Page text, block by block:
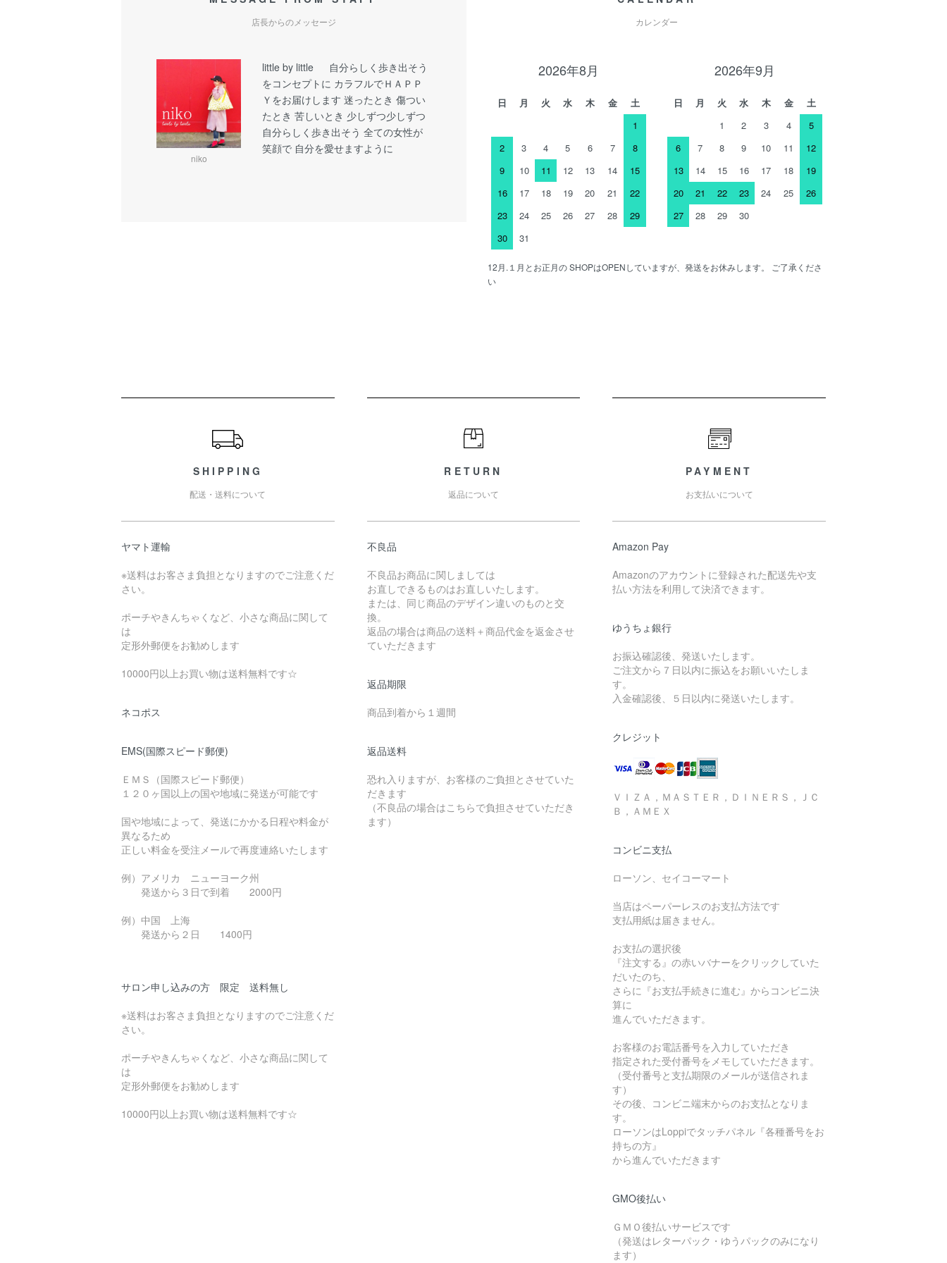
店長からのメッセージ
niko
little by little 自分らしく歩き出そう
をコンセプトに カラフルでＨＡＰＰ
Ｙをお届けします 迷ったとき 傷つい
たとき 苦しいとき 少しずつ少しずつ
自分らしく歩き出そう 全ての女性が
笑顔で 自分を愛せますように
カレンダー
2026年8月
日 月 火 水 木 金
土
1
2
3 4 5 6 7
8
9
10 11 12 13 14
15
16
17 18 19 20 21
22
23
24 25 26 27 28
29
30
31
2026年9月
日 月 火 水 木 金
土
1
2 3 4
5
6
7 8 9 10 11
12
13
14 15 16 17 18
19
20
21 22 23 24 25
26
27
28 29 30
12月.１月とお正月の SHOPはOPENしていますが、発送をお休みします。 ご了承くださ
い
SHIPPING
配送・送料について
ヤマト運輸
※送料はお客さま負担となりますのでご注意くだ
さい。
ポーチやきんちゃくなど、小さな商品に関して
は
定形外郵便をお勧めします
10000円以上お買い物は送料無料です☆
ネコポス
EMS(国際スピード郵便)
ＥＭＳ（国際スピード郵便）
１２０ヶ国以上の国や地域に発送が可能です
国や地域によって、発送にかかる日程や料金が
異なるため
正しい料金を受注メールで再度連絡いたします
例）アメリカ ニューヨーク州
発送から３日で到着 2000円
例）中国 上海
発送から２日 1400円
サロン申し込みの方 限定 送料無し
※送料はお客さま負担となりますのでご注意くだ
さい。
ポーチやきんちゃくなど、小さな商品に関して
は
定形外郵便をお勧めします
10000円以上お買い物は送料無料です☆
RETURN
返品について
不良品
不良品お商品に関しましては
お直しできるものはお直しいたします。
または、同じ商品のデザイン違いのものと交
換。
返品の場合は商品の送料＋商品代金を返金させ
ていただきます
返品期限
商品到着から１週間
返品送料
恐れ入りますが、お客様のご負担とさせていた
だきます
（不良品の場合はこちらで負担させていただき
ます）
PAYMENT
お支払いについて
Amazon Pay
Amazonのアカウントに登録された配送先や支
払い方法を利用して決済できます。
ゆうちょ銀行
お振込確認後、発送いたします。
ご注文から７日以内に振込をお願いいたしま
す。
入金確認後、５日以内に発送いたします。
クレジット
ＶＩＺＡ，ＭＡＳＴＥＲ，ＤＩＮＥＲＳ，ＪＣ
Ｂ，ＡＭＥＸ
コンビニ支払
ローソン、セイコーマート
当店はペーパーレスのお支払方法です
支払用紙は届きません。
お支払の選択後
『注文する』の赤いバナーをクリックしていた
だいたのち、
さらに『お支払手続きに進む』からコンビニ決
算に
進んでいただきます。
お客様のお電話番号を入力していただき
指定された受付番号をメモしていただきます。
（受付番号と支払期限のメールが送信されま
す）
その後、コンビニ端末からのお支払となりま
す。
ローソンはLoppiでタッチパネル『各種番号をお
持ちの方』
から進んでいただきます
GMO後払い
ＧＭＯ後払いサービスです
（発送はレターパック・ゆうパックのみになり
ます）